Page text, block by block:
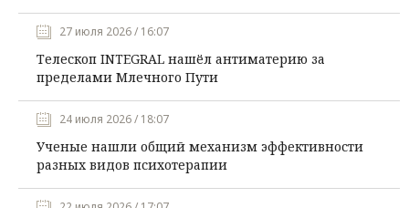
27 июля 2026 / 16:07
Телескоп INTEGRAL нашёл антиматерию за
пределами Млечного Пути
24 июля 2026 / 18:07
Ученые нашли общий механизм эффективности
разных видов психотерапии